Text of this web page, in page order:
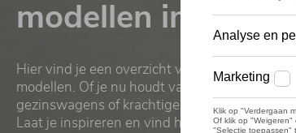
modellen in
Hier vind je een overzicht van de meest
modellen. Of je nu houdt van compacte
gezinswagens of krachtige SUV's, hier
Laat je inspireren en vind hét Volkswagen